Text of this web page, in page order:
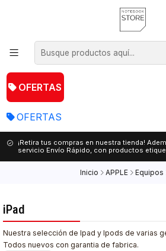
OFERTAS
OFERTAS
¡Retira tus compras en nuestra tienda!
servicio Envío Rápido, con productos
Inicio APPLE Equipos
iPad
Nuestra selección de Ipad y Ipods de varias
Todos nuevos con garantia de fabrica.